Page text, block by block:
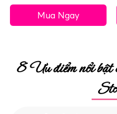
Mua Ngay
8 Ưu điểm nổi